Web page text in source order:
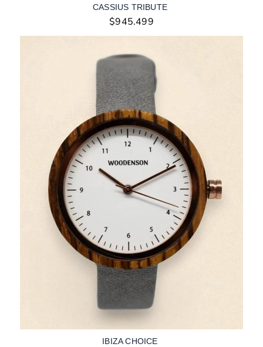
CASSIUS TRIBUTE
$945.499
IBIZA CHOICE